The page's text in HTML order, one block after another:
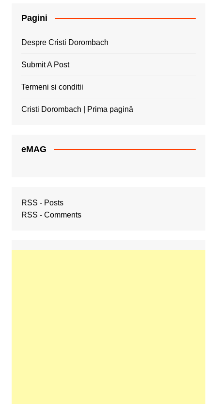
Pagini
Despre Cristi Dorombach
Submit A Post
Termeni si conditii
Cristi Dorombach | Prima pagină
eMAG
RSS - Posts
RSS - Comments